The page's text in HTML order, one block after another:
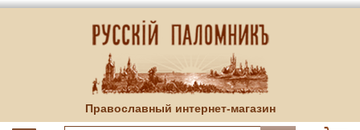
Православный интернет-магазин